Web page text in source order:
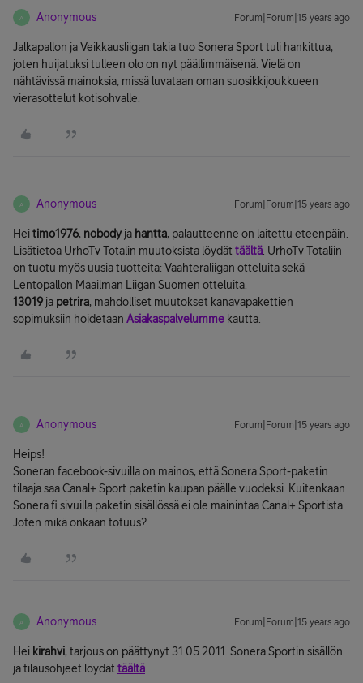
A Anonymous Forum|Forum|15 years ago
Jalkapallon ja Veikkausliigan takia tuo Sonera Sport tuli hankittua,
joten huijatuksi tulleen olo on nyt päällimmäisenä. Vielä on
nähtävissä mainoksia, missä luvataan oman suosikkijoukkueen
vierasottelut kotisohvalle.
A Anonymous Forum|Forum|15 years ago
Heitimo1976, nobody ja hantta, palautteenne on laitettu eteenpäin.
Lisätietoa UrhoTv Totalin muutoksista löydät täältä . UrhoTv Totaliin
on tuotu myös uusia tuotteita: Vaahteraliigan otteluita sekä
Lentopallon Maailman Liigan Suomen otteluita.
13019 ja petrira, mahdolliset muutokset kanavapakettien
sopimuksiin hoidetaan Asiakaspalvelumme kautta.
A Anonymous Forum|Forum|15 years ago
Heips!
Soneran facebook-sivuilla on mainos, että Sonera Sport-paketin
tilaaja saa Canal+ Sport paketin kaupan päälle vuodeksi. Kuitenkaan
Sonera.fi sivuilla paketin sisällössä ei ole mainintaa Canal+ Sportista.
Joten mikä onkaan totuus?
A Anonymous Forum|Forum|15 years ago
Hei kirahvi, tarjous on päättynyt 31.05.2011. Sonera Sportin sisällön
ja tilausohjeet löydät täältä